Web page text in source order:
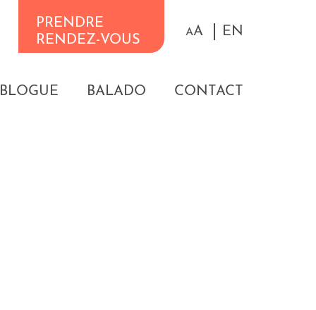
PRENDRE
RENDEZ-VOUS
AA EN
BLOGUE BALADO CONTACT